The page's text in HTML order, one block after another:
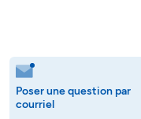
Poser une question par
courriel